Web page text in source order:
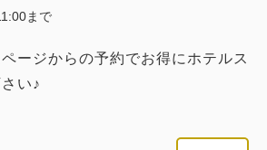
まで
ージからの予約でお得にホテルス
い♪